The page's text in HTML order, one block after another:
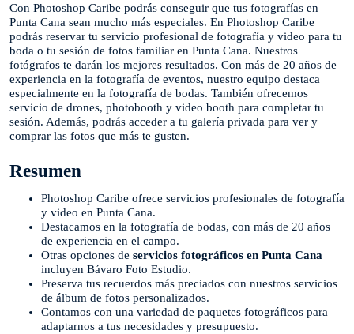
Con Photoshop Caribe podrás conseguir que tus fotografías en
Punta Cana sean mucho más especiales. En Photoshop Caribe
podrás reservar tu servicio profesional de fotografía y video para tu
boda o tu sesión de fotos familiar en Punta Cana. Nuestros
fotógrafos te darán los mejores resultados. Con más de 20 años de
experiencia en la fotografía de eventos, nuestro equipo destaca
especialmente en la fotografía de bodas. También ofrecemos
servicio de drones, photobooth y video booth para completar tu
sesión. Además, podrás acceder a tu galería privada para ver y
comprar las fotos que más te gusten.
Resumen
Photoshop Caribe ofrece servicios profesionales de fotografía
y video en Punta Cana.
Destacamos en la fotografía de bodas, con más de 20 años
de experiencia en el campo.
Otras opciones de servicios fotográficos en Punta Cana
incluyen Bávaro Foto Estudio.
Preserva tus recuerdos más preciados con nuestros servicios
de álbum de fotos personalizados.
Contamos con una variedad de paquetes fotográficos para
adaptarnos a tus necesidades y presupuesto.